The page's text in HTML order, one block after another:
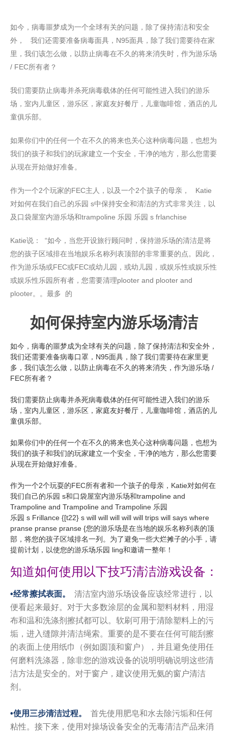
如今，病毒噩梦成为一个全球有关的问题，除了保持清洁和安全
外， 我们还需要准备病毒面具，N95面具，除了我们需要待在家
里，我们该怎么做，以防止病毒在不久的将来消失时，作为游乐场
/ FEC所有者？
我们需要防止病毒并杀死病毒载体的任何可能性进入我们的游乐
场，室内儿童区，游乐区，家庭友好餐厅，儿童咖啡馆，酒店的儿
童俱乐部。
如果你们中的任何一个在不久的将来也关心这种病毒问题，也想为
我们的孩子和我们的玩家建立一个安全，干净的地方，那么您需要
从现在开始做好准备。
作为一个2个玩家的FEC主人，以及一个2个孩子的母亲， Katie
对如何在我们自己的乐园 s中保持安全和清洁的方式非常关注，以
及口袋屋室内游乐场和trampoline 乐园 乐园 s frlanchise
Katie说： “如今，当您开设旅行顾问时，保持游乐场的清洁是将
您的孩子区域排在当地娱乐名称列表顶部的非常重要的点。因此，
作为游乐场或FEC或FEC或幼儿园，或幼儿园，或娱乐性或娱乐性
或娱乐性乐园所有者，您需要清理plooter and plooter and
plooter。。 最多 的 ​
如何保持室内游乐场清洁
如今，病毒的噩梦成为全球有关的问题，除了保持清洁和安全外，
我们还需要准备病毒口罩，N95面具，除了我们需要待在家里更
多，我们该怎么做，以防止病毒在不久的将来消失，作为游乐场 /
FEC所有者？
我们需要防止病毒并杀死病毒载体的任何可能性进入我们的游乐
场，室内儿童区，游乐区，家庭友好餐厅，儿童咖啡馆，酒店的儿
童俱乐部。
如果你们中的任何一个在不久的将来也关心这种病毒问题，也想为
我们的孩子和我们的玩家建立一个安全，干净的地方，那么您需要
从现在开始做好准备。
作为一个2个玩耍的FEC所有者和一个孩子的母亲，Katie对如何在
我们自己的乐园 s和口袋屋室内游乐场和trampoline and
Trampoline and Trampoline and Trampoline 乐园
乐园 s Frillance {[t22} s will will will will will tr​​ips will says where
pranse pranse pranse {您的游乐场是在当地的娱乐名称列表的顶
部，将您的孩子区域排名一列。为了避免一些大烂摊子的小手，请
提前计划，以使您的游乐场乐园 ling和邀请一整年！
知道如何使用以下技巧清洁游戏设备：
•经常擦拭表面。
清洁室内游乐场设备应该经常进行，以
便看起来最好。对于大多数涂层的金属和塑料材料，用湿
布和温和洗涤剂擦拭都可以。软刷可用于清除塑料上的污
垢，进入缝隙并清洁绳索。重要的是不要在任何可能刮擦
的表面上使用纸巾（例如圆顶和窗户），并且避免使用任
何磨料洗涤器，除非您的游戏设备的说明明确说明这些清
洁方法是安全的。对于窗户，建议使用无氨的窗户清洁
剂。
•使用三步清洁过程。
首先使用肥皂和水去除污垢和任何
粘性。接下来，使用对操场设备安全的无毒清洁产品来消